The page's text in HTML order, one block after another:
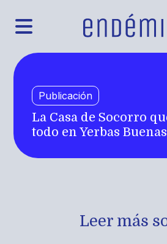
Publicación
La Casa de Socorro
todo en Yerbas Buenas
Leer más